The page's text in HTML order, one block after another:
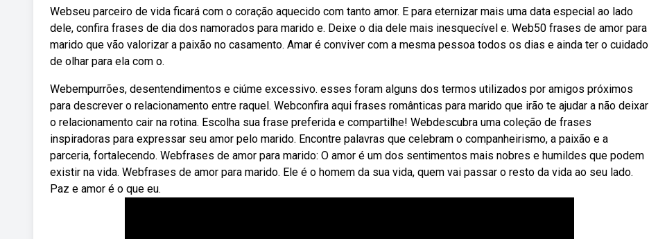
Webseu parceiro de vida ficará com o coração aquecido com tanto amor. E para eternizar mais uma data especial ao lado
dele, confira frases de dia dos namorados para marido e. Deixe o dia dele mais inesquecível e. Web50 frases de amor para
marido que vão valorizar a paixão no casamento. Amar é conviver com a mesma pessoa todos os dias e ainda ter o cuidado
de olhar para ela com o.
Webempurrões, desentendimentos e ciúme excessivo. esses foram alguns dos termos utilizados por amigos próximos
para descrever o relacionamento entre raquel. Webconfira aqui frases românticas para marido que irão te ajudar a não deixar
o relacionamento cair na rotina. Escolha sua frase preferida e compartilhe! Webdescubra uma coleção de frases
inspiradoras para expressar seu amor pelo marido. Encontre palavras que celebram o companheirismo, a paixão e a
parceria, fortalecendo. Webfrases de amor para marido: O amor é um dos sentimentos mais nobres e humildes que podem
existir na vida. Webfrases de amor para marido. Ele é o homem da sua vida, quem vai passar o resto da vida ao seu lado.
Paz e amor é o que eu.